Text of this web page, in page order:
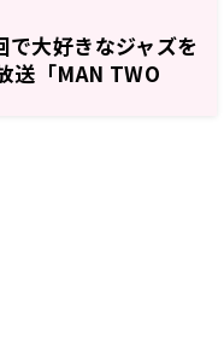
大好きなジャズを
送「MAN TWO